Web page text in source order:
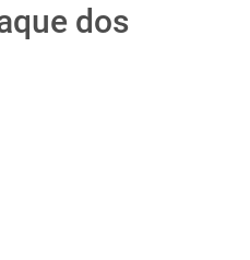
dos